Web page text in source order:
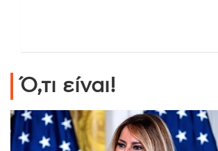
Ό,τι είναι!